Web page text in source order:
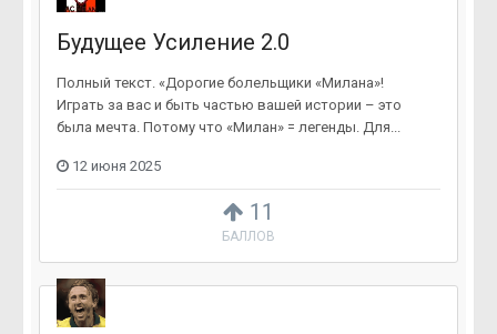
11
БАЛЛОВ
Будущее Усиление 2.0
Полный текст. «Дорогие болельщики «Милана»!
Играть за вас и быть частью вашей истории – это
была мечта. Потому что «Милан» = легенды. Для...
12 июня 2025